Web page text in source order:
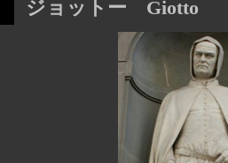
ジョットー Giotto